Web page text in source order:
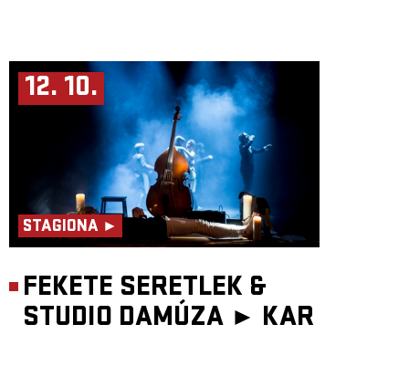
12. 10.
STAGIONA ►
FEKETE SERETLEK &
STUDIO DAMÚZA ► KAR